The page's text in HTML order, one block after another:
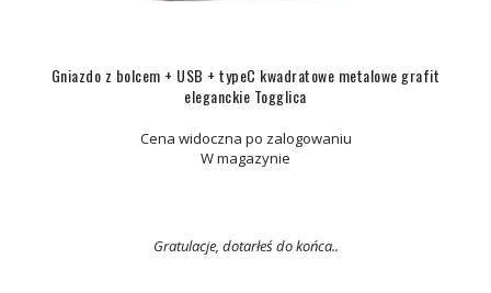
Gniazdo z bolcem + USB + typeC kwadratowe metalowe grafit
eleganckie Togglica
Cena widoczna po zalogowaniu
W magazynie
Gratulacje, dotarłeś do końca..